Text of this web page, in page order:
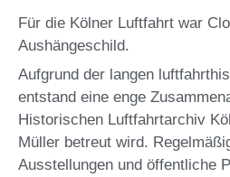
Für die Kölner Luftfahrt war
Aushängeschild.
Aufgrund der langen
entstand eine enge
Historischen Luftfahrtarchiv
Müller betreut wird.
Ausstellungen und öffentliche